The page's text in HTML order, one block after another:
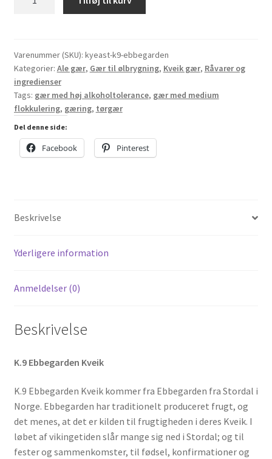
Kveik
-
7
gram
antal
Varenummer (SKU): kyeast-k9-ebbegarden
Kategorier: Ale gær, Gær til ølbrygning, Kveik gær, Råvarer og
ingredienser
Tags: gær med høj alkoholtolerance, gær med medium
flokkulering, gæring, tørgær
Del denne side:
Facebook Pinterest
Beskrivelse
Yderligere information
Anmeldelser (0)
Beskrivelse
K.9 Ebbegarden Kveik
K.9 Ebbegarden Kveik kommer fra Ebbegarden fra Stordal i
Norge. Ebbegarden har traditionelt produceret frugt, og
det menes, at det er kilden til frugtigheden i deres Kveik. I
løbet af vikingetiden slår mange sig ned i Stordal; og til
fester og sammenkomster, til fødsel, konfirmationer og